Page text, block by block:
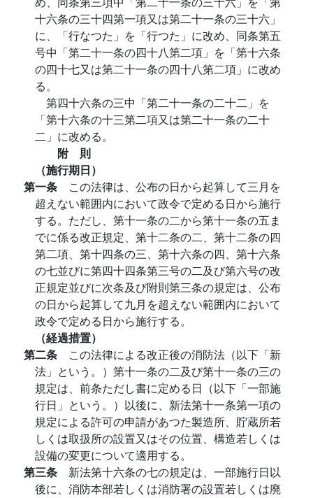
十六条の三十四第一項又は第二十一条の三十六」
に、「行なつた」を「行つた」に改め、同条第五
号中「第二十一条の四十八第二項」を「第十六条
の四十七又は第二十一条の四十八第二項」に改め
る。
第四十六条の三中「第二十一条の二十二」を
「第十六条の十三第二項又は第二十一条の二十
二」に改める。
附 則
（施行期日）
第一条 この法律は、公布の日から起算して三月を
超えない範囲内において政令で定める日から施行
する。ただし、第十一条の二から第十一条の五ま
でに係る改正規定、第十二条の二、第十二条の四
第二項、第十四条の三、第十六条の四、第十六条
の七並びに第四十四条第三号の二及び第六号の改
正規定並びに次条及び附則第三条の規定は、公布
の日から起算して九月を超えない範囲内において
政令で定める日から施行する。
（経過措置）
第二条 この法律による改正後の消防法（以下「新
法」という。）第十一条の二及び第十一条の三の
規定は、前条ただし書に定める日（以下「一部施
行日」という。）以後に、新法第十一条第一項の
規定による許可の申請があつた製造所、貯蔵所若
しくは取扱所の設置又はその位置、構造若しくは
設備の変更について適用する。
第三条 新法第十六条の七の規定は、一部施行日以
後に、消防本部若しくは消防署の設置若しくは廃